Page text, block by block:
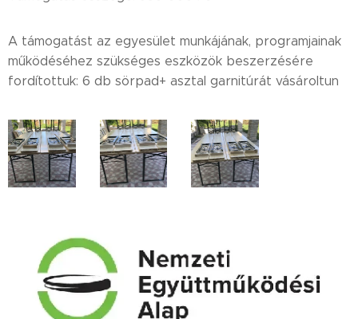
A támogatást az egyesület munkájának, programjainak
működéséhez szükséges eszközök beszerzésére
fordítottuk: 6 db sörpad+ asztal garnitúrát vásároltun